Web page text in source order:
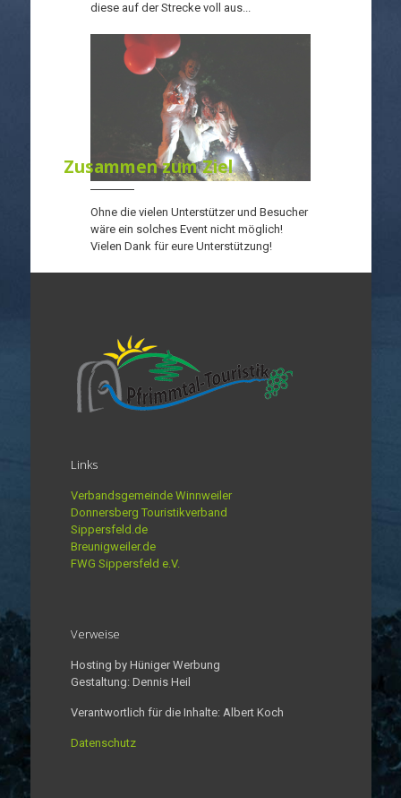
diese auf der Strecke voll aus...
Zusammen zum Ziel
Ohne die vielen Unterstützer und Besucher
wäre ein solches Event nicht möglich!
Vielen Dank für eure Unterstützung!
Links
Verbandsgemeinde Winnweiler
Donnersberg Touristikverband
Sippersfeld.de
Breunigweiler.de
FWG Sippersfeld e.V.
Verweise
Hosting by Hüniger Werbung
Gestaltung: Dennis Heil
Verantwortlich für die Inhalte: Albert Koch
Datenschutz